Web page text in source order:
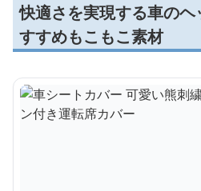
快適さを実現する車の
すすめもこもこ素材